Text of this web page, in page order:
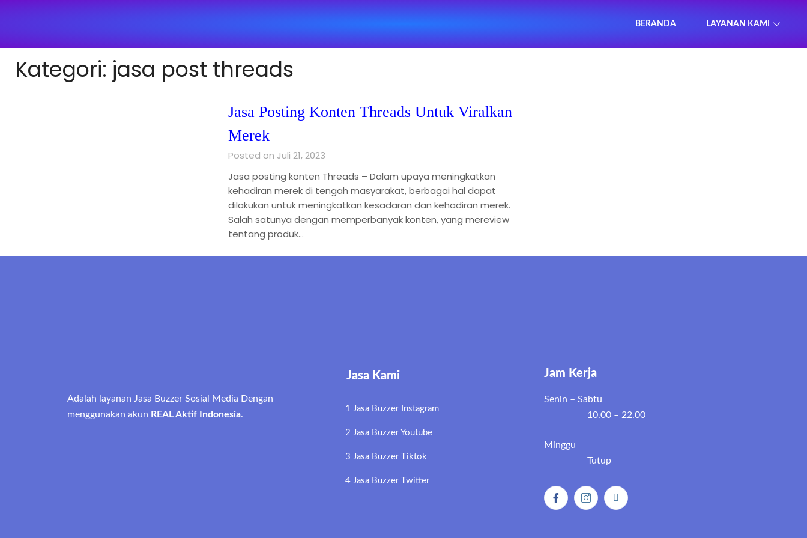
BERANDA LAYANAN KAMI
Kategori: jasa post threads
Jasa Posting Konten Threads Untuk Viralkan
Merek
Posted on Juli 21, 2023
Jasa posting konten Threads – Dalam upaya meningkatkan
kehadiran merek di tengah masyarakat, berbagai hal dapat
dilakukan untuk meningkatkan kesadaran dan kehadiran merek.
Salah satunya dengan memperbanyak konten, yang mereview
tentang produk…
Adalah layanan Jasa Buzzer Sosial Media Dengan
menggunakan akun REAL Aktif Indonesia.
Jasa Kami
1 Jasa Buzzer Instagram
2 Jasa Buzzer Youtube
3 Jasa Buzzer Tiktok
4 Jasa Buzzer Twitter
Jam Kerja
Senin – Sabtu
10.00 – 22.00
Minggu
Tutup